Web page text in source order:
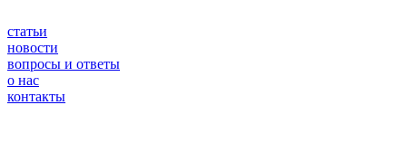
статьи
новости
вопросы и ответы
о нас
контакты